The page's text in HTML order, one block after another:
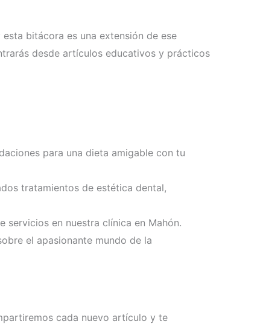
bitácora es una extensión de ese
desde artículos educativos y prácticos
para una dieta amigable con tu
tratamientos de estética dental,
servicios en nuestra clínica en Mahón.
el apasionante mundo de la
cada nuevo artículo y te